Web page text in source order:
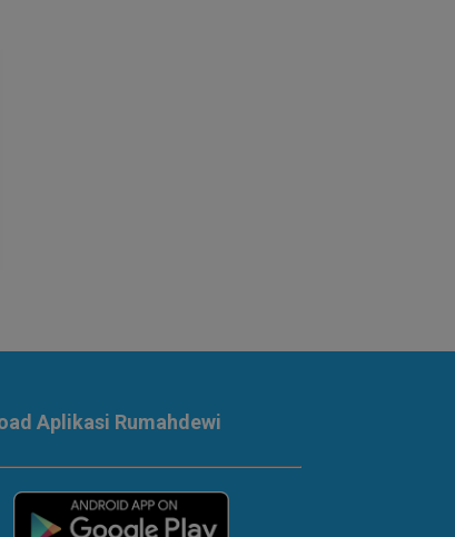
Aplikasi Rumahdewi